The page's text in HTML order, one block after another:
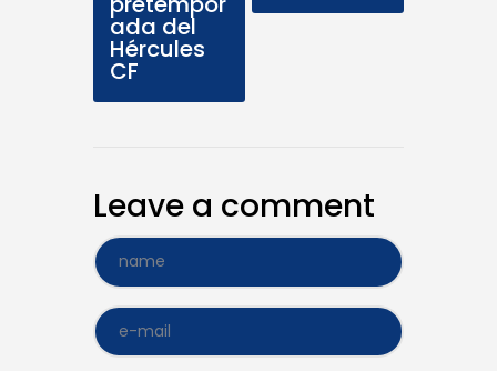
ada del
Hércules
CF
Leave a comment